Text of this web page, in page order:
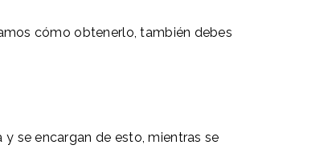
cómo obtenerlo, también debes
se encargan de esto, mientras se